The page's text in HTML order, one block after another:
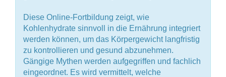
Diese Online-Fortbildung zeigt, wie
Kohlenhydrate sinnvoll in die Ernährung integriert
werden können, um das Körpergewicht langfristig
zu kontrollieren und gesund abzunehmen.
Gängige Mythen werden aufgegriffen und fachlich
eingeordnet. Es wird vermittelt, welche